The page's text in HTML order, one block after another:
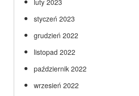
luty 2023
styczeń 2023
grudzień 2022
listopad 2022
październik 2022
wrzesień 2022